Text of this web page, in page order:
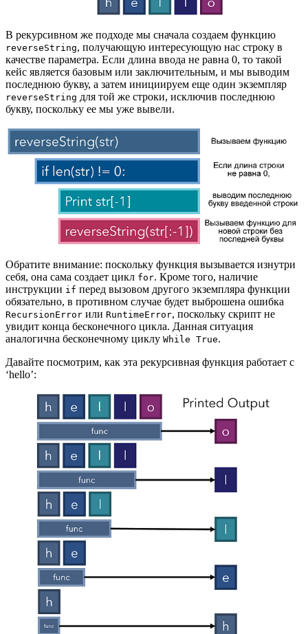
В рекурсивном же подходе мы сначала создаем функцию
reverseString, получающую интересующую нас строку в
качестве параметра. Если длина ввода не равна 0, то такой
кейс является базовым или заключительным, и мы выводим
последнюю букву, а затем инициируем еще один экземпляр
reverseString для той же строки, исключив последнюю
букву, поскольку ее мы уже вывели.
Обратите внимание: поскольку функция вызывается изнутри
себя, она сама создает цикл for. Кроме того, наличие
инструкции if перед вызовом другого экземпляра функции
обязательно, в противном случае будет выброшена ошибка
RecursionError или RuntimeError, поскольку скрипт не
увидит конца бесконечного цикла. Данная ситуация
аналогична бесконечному циклу While True.
Давайте посмотрим, как эта рекурсивная функция работает с
‘hello’: